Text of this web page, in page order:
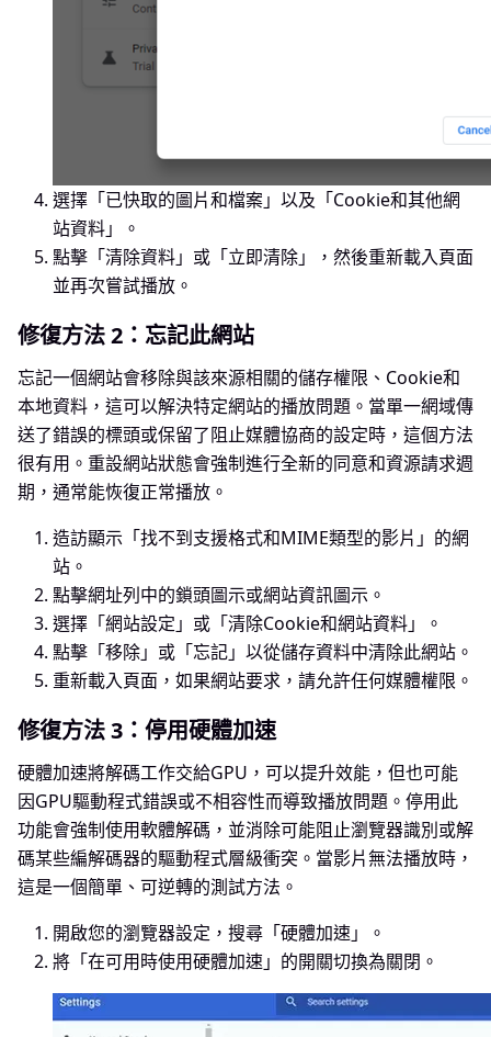
選擇「已快取的圖片和檔案」以及「Cookie和其他網
站資料」。
點擊「清除資料」或「立即清除」，然後重新載入頁面
並再次嘗試播放。
修復方法 2：忘記此網站
忘記一個網站會移除與該來源相關的儲存權限、Cookie和
本地資料，這可以解決特定網站的播放問題。當單一網域傳
送了錯誤的標頭或保留了阻止媒體協商的設定時，這個方法
很有用。重設網站狀態會強制進行全新的同意和資源請求週
期，通常能恢復正常播放。
造訪顯示「找不到支援格式和MIME類型的影片」的網
站。
點擊網址列中的鎖頭圖示或網站資訊圖示。
選擇「網站設定」或「清除Cookie和網站資料」。
點擊「移除」或「忘記」以從儲存資料中清除此網站。
重新載入頁面，如果網站要求，請允許任何媒體權限。
修復方法 3：停用硬體加速
硬體加速將解碼工作交給GPU，可以提升效能，但也可能
因GPU驅動程式錯誤或不相容性而導致播放問題。停用此
功能會強制使用軟體解碼，並消除可能阻止瀏覽器識別或解
碼某些編解碼器的驅動程式層級衝突。當影片無法播放時，
這是一個簡單、可逆轉的測試方法。
開啟您的瀏覽器設定，搜尋「硬體加速」。
將「在可用時使用硬體加速」的開關切換為關閉。